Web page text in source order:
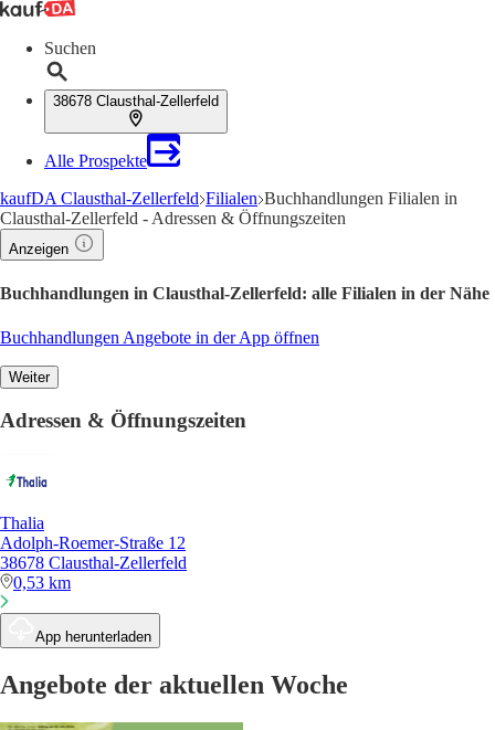
Suchen
38678 Clausthal-Zellerfeld
Alle Prospekte
kaufDA Clausthal-Zellerfeld Filialen Buchhandlungen Filialen in
Clausthal-Zellerfeld - Adressen & Öffnungszeiten
Anzeigen
Buchhandlungen in Clausthal-Zellerfeld: alle Filialen in der Nähe
Buchhandlungen Angebote in der App öffnen
Weiter
Adressen & Öffnungszeiten
Thalia
Adolph-Roemer-Straße 12
38678 Clausthal-Zellerfeld
0,53 km
App herunterladen
Angebote der aktuellen Woche